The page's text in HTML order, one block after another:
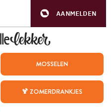
AANMELDEN
MOSSELEN
🍹 ZOMERDRANKJES